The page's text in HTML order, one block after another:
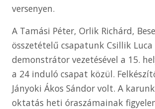
versenyen.
A Tamási Péter, Orlik Richárd,
összetételű csapatunk Csillik
demonstrátor vezetésével a 15.
a 24 induló csapat közül.
Jányoki Ákos Sándor volt. A
oktatás heti óraszámainak